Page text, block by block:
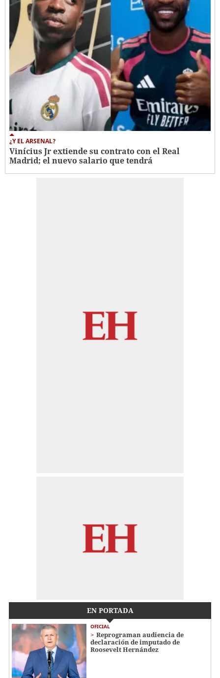
¿Y EL ARSENAL?
Vinícius Jr extiende su contrato con el Real
Madrid; el nuevo salario que tendrá
EN PORTADA
OFICIAL
Reprograman audiencia de
declaración de imputado de
Roosevelt Hernández